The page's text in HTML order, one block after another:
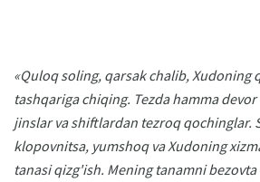
«Quloq soling, qarsak chalib, Xudoning
tashqariga chiqing. Tezda hamma
jinslar va shiftlardan tezroq qochinglar.
klopovnitsa, yumshoq va Xudoning
tanasi qizg'ish. Mening tanamni